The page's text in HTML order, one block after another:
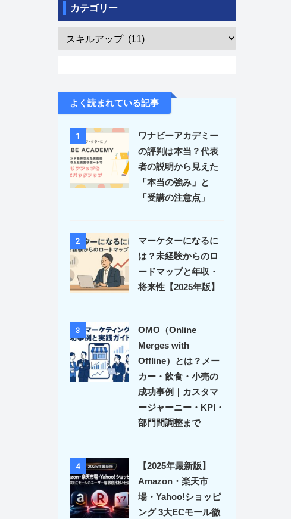
カテゴリー
よく読まれている記事
1
ワナビーアカデミー
の評判は本当？代表
者の説明から見えた
「本当の強み」と
「受講の注意点」
2
マーケターになるに
は？未経験からのロ
ードマップと年収・
将来性【2025年版】
3
OMO（Online
Merges with
Offline）とは？メー
カー・飲食・小売の
成功事例｜カスタマ
ージャーニー・KPI・
部門間調整まで
4
【2025年最新版】
Amazon・楽天市
場・Yahoo!ショッピ
ング 3大ECモール徹